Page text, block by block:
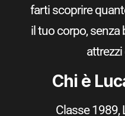
farti scoprire
il tuo corpo,
Chi è
Classe 1989,